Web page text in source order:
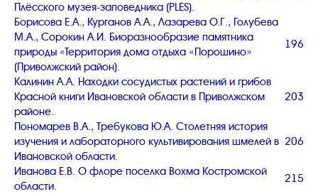
Плёсского музея-заповедника (PLES).
Борисова Е.А., Курганов А.А., Лазарева О.Г., Голубева
М.А., Сорокин А.И. Биоразнообразие памятника
природы «Территория дома отдыха «Порошино»
(Приволжский район).
196
Калинин А.А. Находки сосудистых растений и грибов
Красной книги Ивановской области в Приволжском
районе.
203
Пономарев В.А., Требукова Ю.А. Столетняя история
изучения и лабораторного культивирования шмелей в
Ивановской области.
206
Иванова Е.В. О флоре поселка Вохма Костромской
области.
215